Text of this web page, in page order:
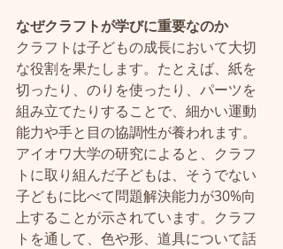
なぜクラフトが学びに重要なのか
クラフトは子どもの成長において大切
な役割を果たします。たとえば、紙を
切ったり、のりを使ったり、パーツを
組み立てたりすることで、細かい運動
能力や手と目の協調性が養われます。
アイオワ大学の研究によると、クラフ
トに取り組んだ子どもは、そうでない
子どもに比べて問題解決能力が30%向
上することが示されています。クラフ
トを通して、色や形、道具について話